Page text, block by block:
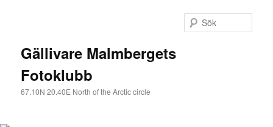
Gällivare Malmbergets
Fotoklubb
67.10N 20.40E North of the Arctic circle